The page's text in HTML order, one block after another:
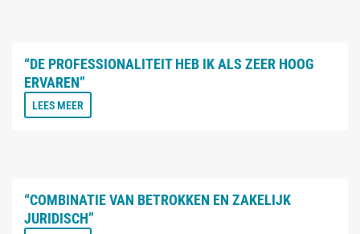
“DE PROFESSIONALITEIT HEB IK ALS ZEER HOOG
ERVAREN”
LEES MEER
“COMBINATIE VAN BETROKKEN EN ZAKELIJK
JURIDISCH”